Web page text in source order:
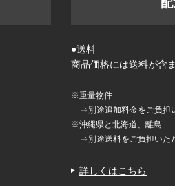
●送料
商品価格には送料が含
※重量物件
⇒別途追加料金をご負担
※沖縄県と北海道、離島
⇒別途送料をご負担いた
詳しくはこちら